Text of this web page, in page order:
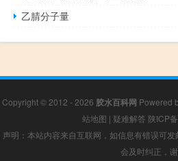
乙腈分子量
Copyright © 2012 - 2026 胶水百科网 Powered
站地图 | 疑难解答 陕ICP
声明：本站内容来自互联网，如信息有错误可
会及时纠正，